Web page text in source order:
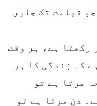
قیامت تک جاری
رکھتا ہے، ہر وقت
کہ زندگی کا ہر
مرتا ہے تو
دن مرتا ہے تو